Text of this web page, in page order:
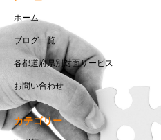
ホーム
ブログ一覧
各都道府県別対面サービス
お問い合わせ
カテゴリー